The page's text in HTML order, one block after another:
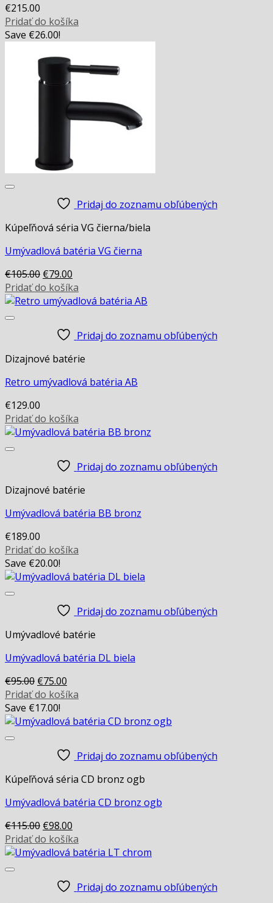
€215.00
Pridať do košíka
Save €26.00!
Pridaj do zoznamu obľúbených
Kúpeľňová séria VG čierna/biela
Umývadlová batéria VG čierna
€105.00 Original
price
was:
€79.00
price
is:
Pridať do košíka
Pridaj do zoznamu obľúbených
Dizajnové batérie
Retro umývadlová batéria AB
€129.00
Pridať do košíka
Pridaj do zoznamu obľúbených
Dizajnové batérie
Umývadlová batéria BB bronz
€189.00
Pridať do košíka
Save €20.00!
Pridaj do zoznamu obľúbených
Umývadlové batérie
Umývadlová batéria DL biela
€95.00 Original
price
was:
€95.00.
€75.00
price
€75.00.
Pridať do košíka
Save €17.00!
Pridaj do zoznamu obľúbených
Kúpeľňová séria CD bronz ogb
Umývadlová batéria CD bronz ogb
€115.00 Original
price
was:
€98.00
price
is:
Pridať do košíka
Pridaj do zoznamu obľúbených